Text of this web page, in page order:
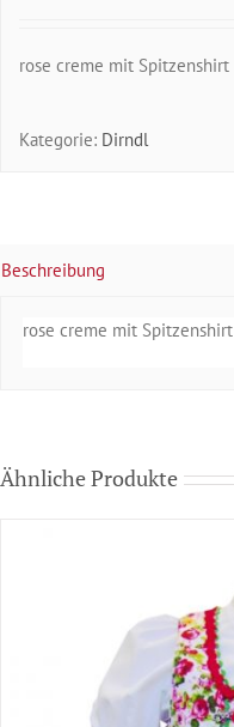
rose creme mit Spitzenshirt
Kategorie: Dirndl
Beschreibung
rose creme mit Spitzenshirt
Ähnliche Produkte